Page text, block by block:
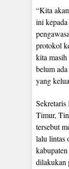
“Kita
ini
protokol
kita
belum
yang
Sekretaris
Timur,
tersebut
lalu lintas
dilakukan